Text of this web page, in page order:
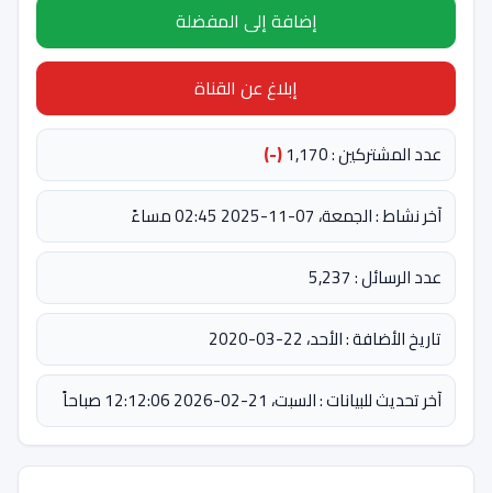
إضافة إلى المفضلة
إبلاغ عن القناة
عدد المشتركين : 1,170
(-)
آخر نشاط : الجمعة، 07-11-2025 02:45 مساءً
عدد الرسائل : 5,237
تاريخ الأضافة : الأحد، 22-03-2020
آخر تحديث للبيانات : السبت، 21-02-2026 12:12:06 صباحاً